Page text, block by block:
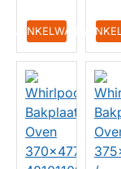
IN WINKELWAGEN
IN